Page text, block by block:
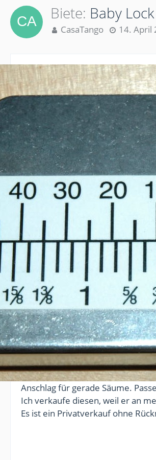
Biete Baby
CasaTango 14. April
Anschlag für gerade Säume.
Ich verkaufe diesen, weil er an
Es ist ein Privatverkauf ohne